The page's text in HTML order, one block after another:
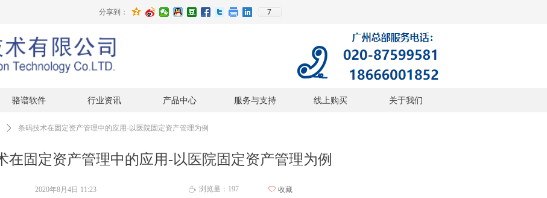
分享到： 7
骆谱软件 行业资讯 产品中心 服务与支持 线上购买 关于我们
在固定资产管理中的应用-以医院固定资产管理为例
ꄲ 条码技术在固定资产管理中的应用-以医院固定资产管理为例
2020年8月4日 11:23 ꄘ 浏览量： 197 ꄀ 收藏